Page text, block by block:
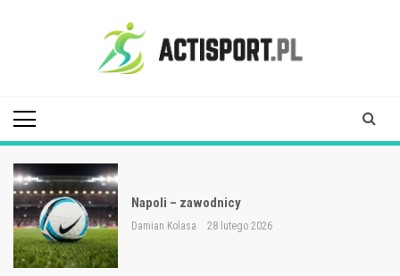
Napoli – zawodnicy
Damian Kolasa 28 lutego 2026